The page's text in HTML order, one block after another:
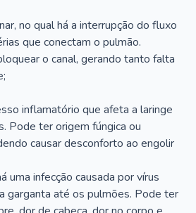
no qual há a interrupção do fluxo
que conectam o pulmão.
o canal, gerando tanto falta
inflamatório que afeta a laringe
Pode ter origem fúngica ou
causar desconforto ao engolir
uma infecção causada por vírus
garganta até os pulmões. Pode ter